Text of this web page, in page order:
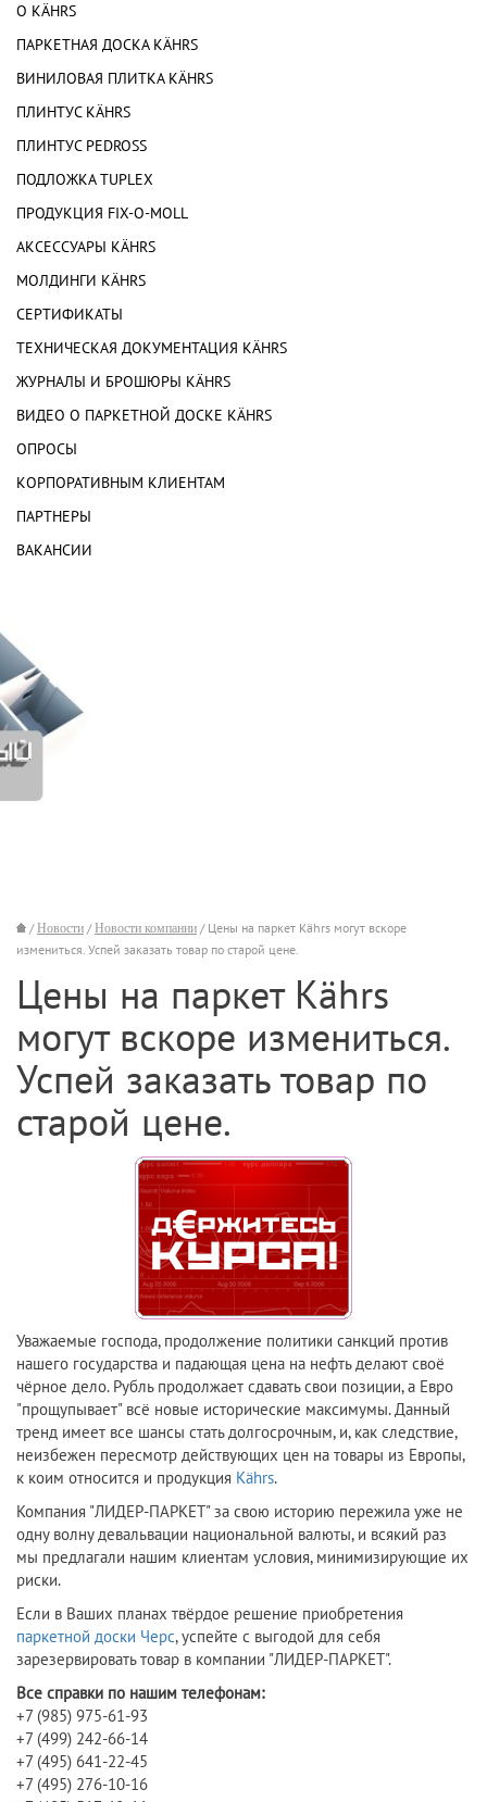
О KÄHRS
ПАРКЕТНАЯ ДОСКА KÄHRS
ВИНИЛОВАЯ ПЛИТКА KÄHRS
ПЛИНТУС KÄHRS
ПЛИНТУС PEDROSS
ПОДЛОЖКА TUPLEX
ПРОДУКЦИЯ FIX-O-MOLL
АКСЕССУАРЫ KÄHRS
МОЛДИНГИ KÄHRS
СЕРТИФИКАТЫ
ТЕХНИЧЕСКАЯ ДОКУМЕНТАЦИЯ KÄHRS
ЖУРНАЛЫ И БРОШЮРЫ KÄHRS
ВИДЕО О ПАРКЕТНОЙ ДОСКЕ KÄHRS
ОПРОСЫ
КОРПОРАТИВНЫМ КЛИЕНТАМ
ПАРТНЕРЫ
ВАКАНСИИ
/Новости /Новости компании / Цены на паркет Kährs могут вскоре
измениться. Успей заказать товар по старой цене.
Цены на паркет Kährs
могут вскоре измениться.
Успей заказать товар по
старой цене.
Уважаемые господа, продолжение политики санкций против
нашего государства и падающая цена на нефть делают своё
чёрное дело. Рубль продолжает сдавать свои позиции, а Евро
"прощупывает" всё новые исторические максимумы. Данный
тренд имеет все шансы стать долгосрочным, и, как следствие,
неизбежен пересмотр действующих цен на товары из Европы,
к коим относится и продукция Kährs.
Компания "ЛИДЕР-ПАРКЕТ" за свою историю пережила уже не
одну волну девальвации национальной валюты, и всякий раз
мы предлагали нашим клиентам условия, минимизирующие их
риски.
Если в Ваших планах твёрдое решение приобретения
паркетной доски Черс, успейте с выгодой для себя
зарезервировать товар в компании "ЛИДЕР-ПАРКЕТ".
Все справки по нашим телефонам:
+7 (985) 975-61-93
+7 (499) 242-66-14
+7 (495) 641-22-45
+7 (495) 276-10-16